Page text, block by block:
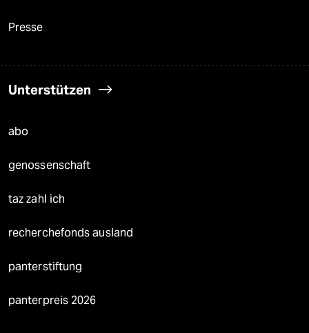
Presse
Unterstützen
abo
genossenschaft
taz zahl ich
recherchefonds ausland
panterstiftung
panterpreis 2026